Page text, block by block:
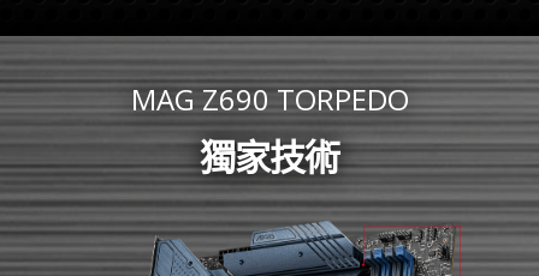
MAG Z690 TORPEDO
獨家技術